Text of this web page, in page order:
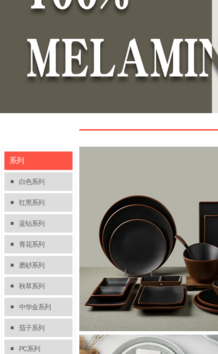
彩色产品多样展示
系列
白色系列
红黑系列
蓝钻系列
青花系列
磨砂系列
秋草系列
中华金系列
茄子系列
PC系列